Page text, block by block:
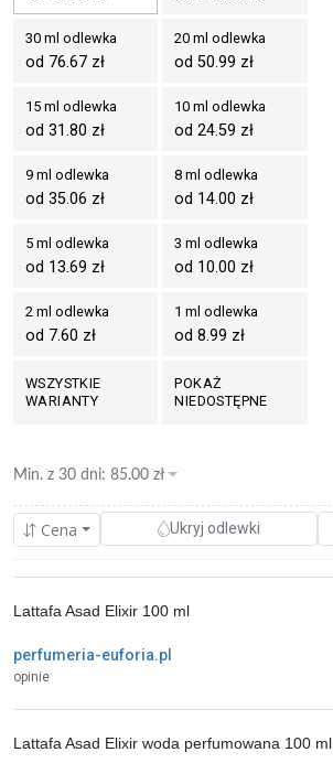
30 ml odlewka
od 76.67 zł
20 ml odlewka
od 50.99 zł
15 ml odlewka
od 31.80 zł
10 ml odlewka
od 24.59 zł
9 ml odlewka
od 35.06 zł
8 ml odlewka
od 14.00 zł
5 ml odlewka
od 13.69 zł
3 ml odlewka
od 10.00 zł
2 ml odlewka
od 7.60 zł
1 ml odlewka
od 8.99 zł
WSZYSTKIE
WARIANTY
POKAŻ
NIEDOSTĘPNE
Cena Ukryj odlewki
Min. z 30 dni: 85.00 zł
perfumeria-euforia.pl
opinie
Lattafa Asad Elixir 100 ml
Lattafa Asad Elixir woda perfumowana 100 ml